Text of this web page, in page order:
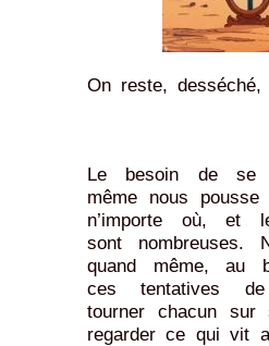
On reste,
Le besoin de se
même nous
n’importe où, et
sont nombreuses.
quand même, au
ces tentatives
tourner chacun sur
regarder ce qui vit